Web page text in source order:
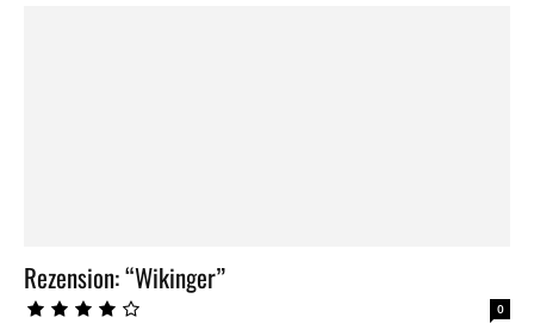
Rezension: “Wikinger”
0